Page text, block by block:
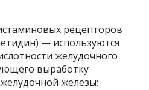
рецепторов
— используются
желудочного
выработку
железы;